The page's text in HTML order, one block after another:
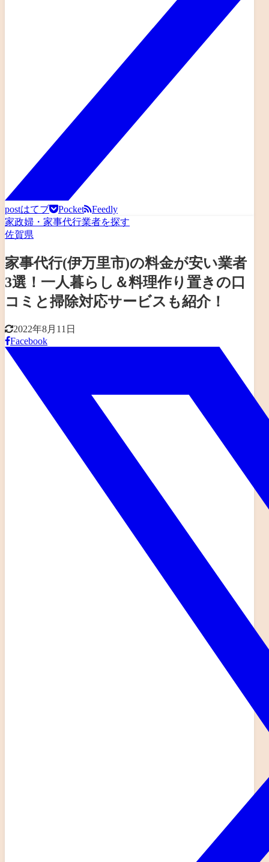
postはてブ Pocket
Feedly
家政婦・家事代行業者を探す
佐賀県
家事代行(伊万里市)の料金が安い業者
3選！一人暮らし＆料理作り置きの口
コミと掃除対応サービスも紹介！
2022年8月11日
Facebook